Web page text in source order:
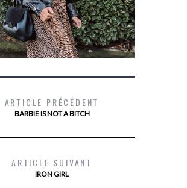
MES BOTTINES SCHOLL
ARTICLE PRÉCÉDENT
BARBIE IS NOT A BITCH
ARTICLE SUIVANT
IRON GIRL